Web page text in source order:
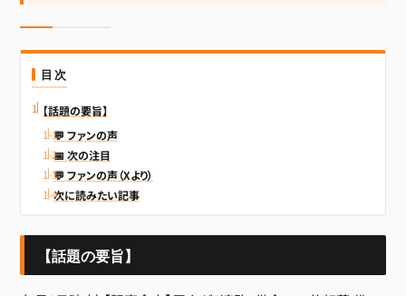
目次
【話題の要旨】
💬 ファンの声
📅 次の注目
💬 ファンの声（Xより）
次に読みたい記事
【話題の要旨】